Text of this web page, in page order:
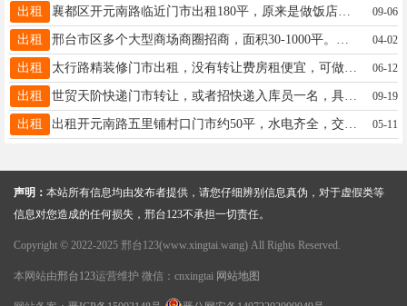
出租 襄都区开元南路临近门市出租180平，原来是做饭店，座椅板凳空调齐全，可经营其他项目，无转让费，电话18631977267 09-06
出租 04-02
出租 太行路精装修门市出租，没有转让费房租便宜，可做餐饮、办公室、库房不限行业，门口地方大可出摊电话13730551625 06-12
出租 世贸天阶快递门市转让，或者招快递入库员一名，具体事宜电话联系！！ 09-19
出租 出租开元南路五里铺村口门市约50平，水电齐全，交通便利，地段繁华，餐饮勿扰，有意者联系13084560078 05-11
声明： 本站所有信息均由发布者提供，请您仔细辨别信息真伪，对于虚假类等
信息对您造成的任何损失，邢台123不承担一切责任。
Copyright © 2022-2025 邢台123(www.xingtai.wang) All Rights Reserved.
本网站由邢台123运营维护 微信：cnxingtai 网站地图